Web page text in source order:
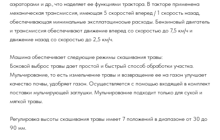
аэраторами и др., что наделяет ее функциями трактора. В такторе применена
механическая трансмиссия, имеющая 5 скоростей вперед / 1 скорость назад,
обеспечивающая минимальные эксплатацинооые расходы. Бензиновый двигатель
и трансмиссия обеспечивают движение вперед со скоростью до 7,5 км/ч и
движение назад со скоростью до 2,5 км/ч.
Машина обеспечивает следующие режимы скашивания травы:
Боковой выброс травы дает простой и быстрый способ обработки участка.
Мульчирование, то есть измельчение травы и возвращение ее на газон улучшает
качество почвы, удобряет газон. Осуществляется c помощью входящей в комплект
поставки мульчирующей заглушки. Мульчирование подходит только для сухой и
мягкой травы.
Регулировка высоты скашивания травы имеет 7 положений в диапазоне от 30 до
90 мм.